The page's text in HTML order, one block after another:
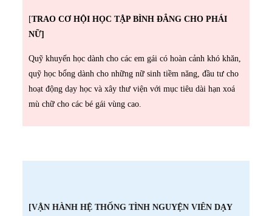
[TRAO CƠ HỘI HỌC TẬP BÌNH ĐẲNG CHO PHÁI
NỮ]
Quỹ khuyến học dành cho các em gái có hoàn cảnh khó khăn,
quỹ học bổng dành cho những nữ sinh tiềm năng, đầu tư cho
hoạt động dạy học và xây thư viện với mục tiêu dài hạn xoá
mù chữ cho các bé gái vùng cao.
[VẬN HÀNH HỆ THỐNG TÌNH NGUYỆN VIÊN DẠY